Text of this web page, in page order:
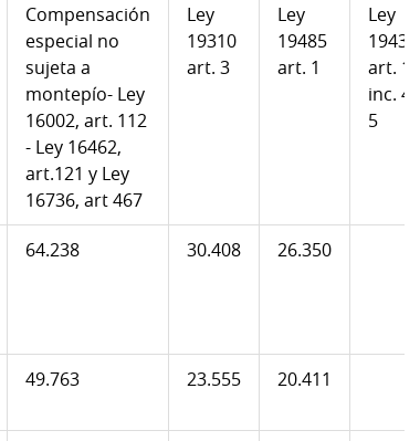
Compensación
especial no
sujeta a
montepío- Ley
16002, art. 112
- Ley 16462,
art.121 y Ley
16736, art 467
Ley
19310
art. 3
Ley
19485
art. 1
Ley
19438
art. 145
inc. 4 y
5
64.238 30.408 26.350
49.763 23.555 20.411